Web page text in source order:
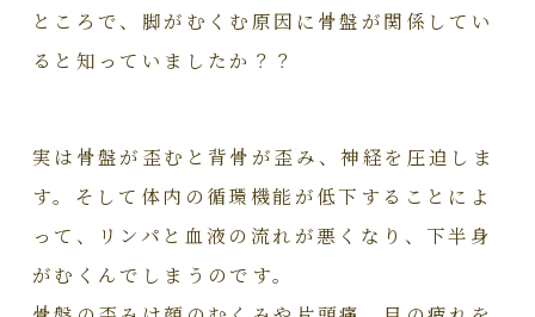
ところで、脚がむくむ原因に骨盤が関係してい
ると知っていましたか？？
実は骨盤が歪むと背骨が歪み、神経を圧迫しま
す。そして体内の循環機能が低下することによ
って、リンパと血液の流れが悪くなり、下半身
がむくんでしまうのです。